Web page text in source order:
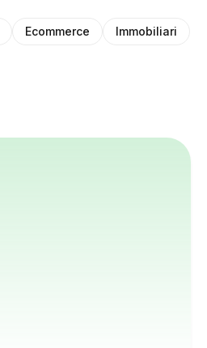
Ecommerce
Immobiliari